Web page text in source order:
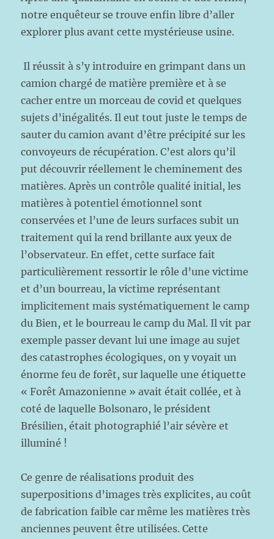
notre enquêteur se trouve enfin libre d’aller
explorer plus avant cette mystérieuse usine.
Il réussit à s’y introduire en grimpant dans un
camion chargé de matière première et à se
cacher entre un morceau de covid et quelques
sujets d’inégalités. Il eut tout juste le temps de
sauter du camion avant d’être précipité sur les
convoyeurs de récupération. C’est alors qu’il
put découvrir réellement le cheminement des
matières. Après un contrôle qualité initial, les
matières à potentiel émotionnel sont
conservées et l’une de leurs surfaces subit un
traitement qui la rend brillante aux yeux de
l’observateur. En effet, cette surface fait
particulièrement ressortir le rôle d’une victime
et d’un bourreau, la victime représentant
implicitement mais systématiquement le camp
du Bien, et le bourreau le camp du Mal. Il vit par
exemple passer devant lui une image au sujet
des catastrophes écologiques, on y voyait un
énorme feu de forêt, sur laquelle une étiquette
« Forêt Amazonienne » avait était collée, et à
coté de laquelle Bolsonaro, le président
Brésilien, était photographié l’air sévère et
illuminé !
Ce genre de réalisations produit des
superpositions d’images très explicites, au coût
de fabrication faible car même les matières très
anciennes peuvent être utilisées. Cette